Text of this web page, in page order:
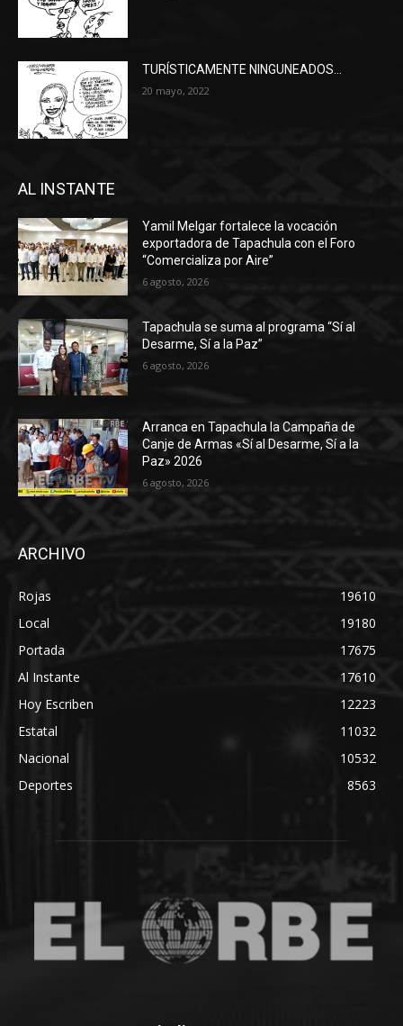
TURÍSTICAMENTE NINGUNEADOS…
20 mayo, 2022
AL INSTANTE
Yamil Melgar fortalece la vocación
exportadora de Tapachula con el Foro
“Comercializa por Aire”
6 agosto, 2026
Tapachula se suma al programa “Sí al
Desarme, Sí a la Paz”
6 agosto, 2026
Arranca en Tapachula la Campaña de
Canje de Armas «Sí al Desarme, Sí a la
Paz» 2026
6 agosto, 2026
ARCHIVO
Rojas
19610
Local
19180
Portada
17675
Al Instante
17610
Hoy Escriben
12223
Estatal
11032
Nacional
10532
Deportes
8563